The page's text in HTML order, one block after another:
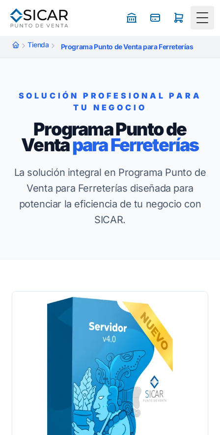
Tienda Programa Punto de Venta para Ferreterías
SOLUCIÓN PROFESIONAL PARA
TU NEGOCIO
Programa Punto de
Ventapara Ferreterías
La solución integral en Programa Punto de
Venta para Ferreterías diseñada para
potenciar la eficiencia de tu negocio con
SICAR.